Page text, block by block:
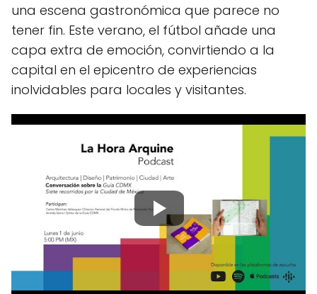
una escena gastronómica que parece no
tener fin. Este verano, el fútbol añade una
capa extra de emoción, convirtiendo a la
capital en el epicentro de experiencias
inolvidables para locales y visitantes.